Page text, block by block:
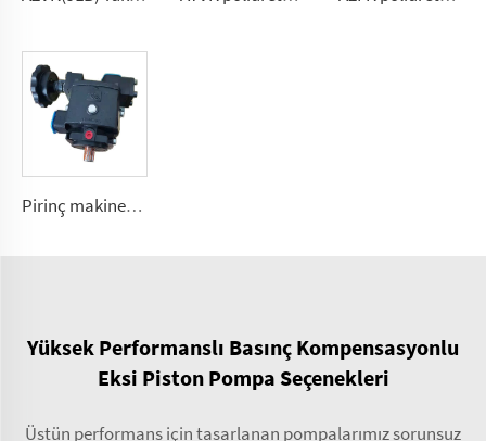
Pirinç makinesi için döner güç poliüretan ölçüm pumper C01, C04, C07, C20
Yüksek Performanslı Basınç Kompensasyonlu
Eksi Piston Pompa Seçenekleri
Üstün performans için tasarlanan pompalarımız sorunsuz